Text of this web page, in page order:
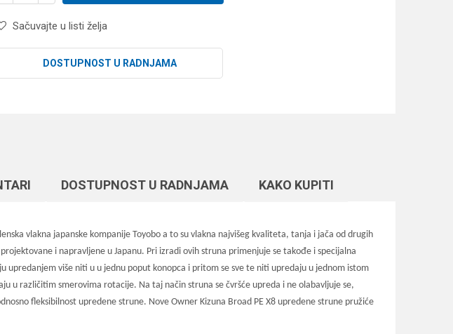
Sačuvajte u listi želja
DOSTUPNOST U RADNJAMA
DOSTUPNOST U RADNJAMA KAKO KUPITI
vlakna japanske kompanije Toyobo a to su vlakna najvišeg kvaliteta, tanja i jača od drugih
i napravljene u Japanu. Pri izradi ovih struna primenjuje se takođe i specijalna
više niti u u jednu poput konopca i pritom se sve te niti upredaju u jednom istom
u različitim smerovima rotacije. Na taj način struna se čvršće upreda i ne olabavljuje se,
fleksibilnost upredene strune. Nove Owner Kizuna Broad PE X8 upredene strune pružiće